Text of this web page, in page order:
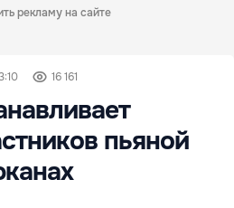
рекламу на сайте
16 161
пьяной